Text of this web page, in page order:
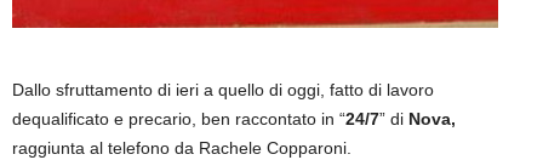
Dallo sfruttamento di ieri a quello di oggi, fatto di lavoro
dequalificato e precario, ben raccontato in “24/7” di Nova,
raggiunta al telefono da Rachele Copparoni.